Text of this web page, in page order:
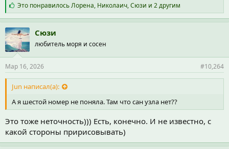
С
и
м
п
а
т
и
:
Это понравилосьЛорена, Николаич,Сюзи и 2 другим
Сюзи
любитель моря и сосен
Мар 16, 2026 #10,264
Jun написал(а):
А я шестой номер не поняла. Там что сан узла нет??
Это тоже неточность))) Есть, конечно. И не известно, с
какой стороны пририсовывать)